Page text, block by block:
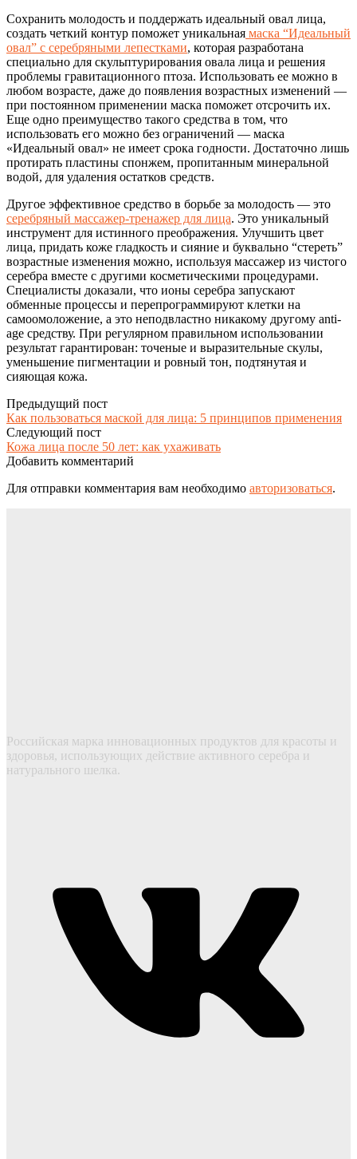
Сохранить молодость и поддержать идеальный овал лица,
создать четкий контур поможет уникальная маска “Идеальный
овал” с серебряными лепестками, которая разработана
специально для скульптурирования овала лица и решения
проблемы гравитационного птоза. Использовать ее можно в
любом возрасте, даже до появления возрастных изменений —
при постоянном применении маска поможет отсрочить их.
Еще одно преимущество такого средства в том, что
использовать его можно без ограничений — маска
«Идеальный овал» не имеет срока годности. Достаточно лишь
протирать пластины спонжем, пропитанным минеральной
водой, для удаления остатков средств.
Другое эффективное средство в борьбе за молодость — это
серебряный массажер-тренажер для лица. Это уникальный
инструмент для истинного преображения. Улучшить цвет
лица, придать коже гладкость и сияние и буквально “стереть”
возрастные изменения можно, используя массажер из чистого
серебра вместе с другими косметическими процедурами.
Специалисты доказали, что ионы серебра запускают
обменные процессы и перепрограммируют клетки на
самоомоложение, а это неподвластно никакому другому anti-
age средству. При регулярном правильном использовании
результат гарантирован: точеные и выразительные скулы,
уменьшение пигментации и ровный тон, подтянутая и
сияющая кожа.
Предыдущий пост
Как пользоваться маской для лица: 5 принципов применения
Следующий пост
Кожа лица после 50 лет: как ухаживать
Добавить комментарий
Для отправки комментария вам необходимо авторизоваться.
Российская марка инновационных продуктов для красоты и
здоровья, использующих действие активного серебра и
натурального шелка.